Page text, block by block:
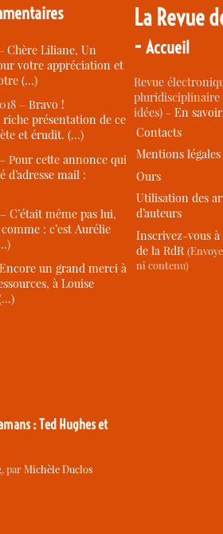
Chère Liliane, Un
votre appréciation et
(…)
–Bravo !
riche présentation de ce
et érudit. (…)
–Pour cette annonce qui
d’adresse mail :
–C’était même pas lui,
: c’est Aurélie
Encore un grand merci à
à Louise
: Ted Hughes et
, parMichèle Duclos
La Revue
-Accueil
Revue
idées) -En
Contacts
Mentions légales
Ours
Utilisation des
d’auteurs
Inscrivez-vous
de la RdR
ni contenu)